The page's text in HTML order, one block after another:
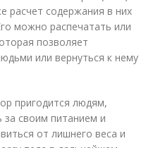
расчет содержания в них
можно распечатать или
позволяет
или вернуться к нему
пригодится людям,
своим питанием и
от лишнего веса и